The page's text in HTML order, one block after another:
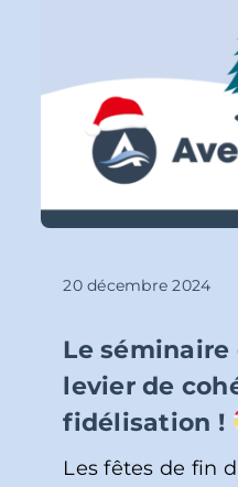
20 décembre 2024
Le séminaire
levier de
fidélisation !
Les fêtes de fin